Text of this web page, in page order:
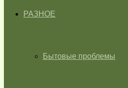
РАЗНОЕ
Бытовые проблемы